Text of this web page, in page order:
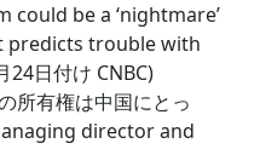
be a ‘nightmare’
predicts trouble with
日付け CNBC)
所有権は中国にとっ
director and